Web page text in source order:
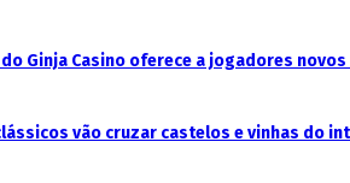
Ginja Casino oferece a jogadores
vão cruzar castelos e vinhas do